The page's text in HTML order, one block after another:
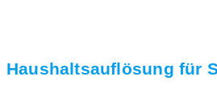
Haushaltsauflösung für